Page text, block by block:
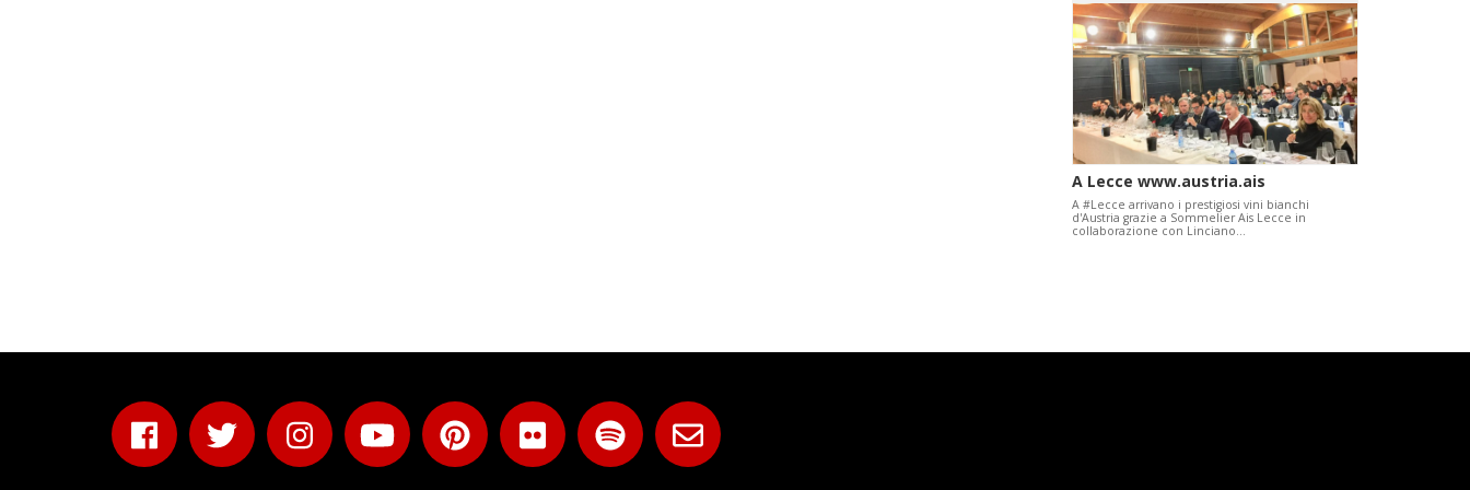
A Lecce www.austria.ais
A #Lecce arrivano i prestigiosi vini bianchi
d'Austria grazie a Sommelier Ais Lecce in
collaborazione con Linciano…